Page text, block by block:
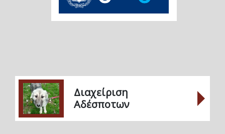
Διαχείριση
Αδέσποτων